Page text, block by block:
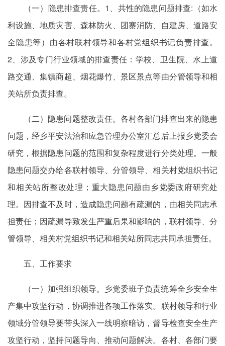
（一）隐患排查责任。1、共性的隐患问题排查:（如水
利设施、地质灾害、森林防火、团寨消防、自建房、道路安
全隐患等）由各村联村领导和各村党组织书记负责排查。
2、涉及专门行业领域的排查责任：学校、卫生院、水上道
路交通、集镇商超、烟花爆竹、景区景点等由分管领导和相
关站所负责排查。
（二）隐患问题整改责任。各村各部门排查出来的隐患
问题，经乡平安法治和应急管理办公室汇总后上报乡党委会
研究，根据隐患问题的范围和复杂程度进行分类处理。一般
隐患问题交办给各联村领导、分管领导、相关村党组织书记
和相关站所整改处理；重大隐患问题由乡党委政府研究处
理。因排查不及时，造成隐患问题有疏漏的，由相关同志承
担责任；因疏漏导致发生严重后果和影响的，联村领导、分
管领导、相关村党组织书记和相关站所同志共同承担责任。
五、工作要求
（一）加强组织领导。乡党委班子负责统筹全乡安全生
产集中攻坚行动，协调推进各项工作落实。联村领导和行业
领域分管领导要带头深入一线明察暗访，督导检查安全生产
攻坚行动，坚持问题导向、推动问题解决。各村、各部门要